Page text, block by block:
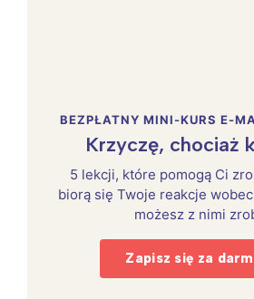
BEZPŁATNY MINI-KURS E-
Krzyczę, chociaż
5 lekcji, które pomogą Ci
biorą się Twoje reakcje
możesz z nimi
Zapisz się za